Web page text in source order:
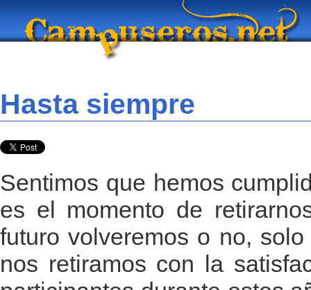
Hasta siempre
Sentimos que hemos
es el momento de
futuro volveremos o no,
nos retiramos con la